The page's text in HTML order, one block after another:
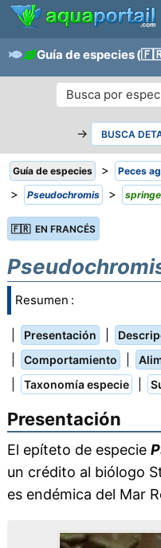
Guía de especies
→ BUSCA
Guía de especies > Peces
> Pseudochromis >
🇫🇷 EN FRANCÉS
Resumen :
Presentación
Comportamiento
Taxonomía especie
Presentación
El epíteto de especie
un crédito al biólogo
es endémica del Mar